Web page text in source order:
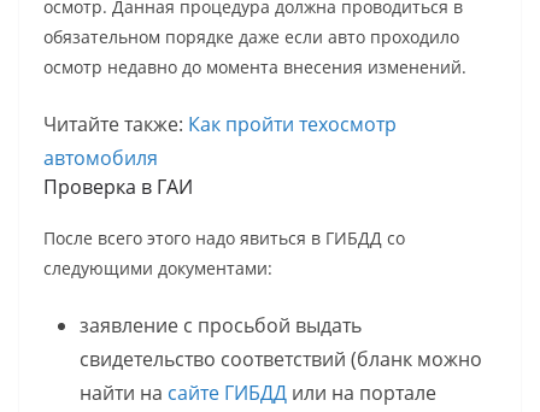
осмотр. Данная процедура должна проводиться в
обязательном порядке даже если авто проходило
осмотр недавно до момента внесения изменений.
Читайте также: Как пройти техосмотр
автомобиля
Проверка в ГАИ
После всего этого надо явиться в ГИБДД со
следующими документами:
заявление с просьбой выдать
свидетельство соответствий (бланк можно
найти на сайте ГИБДД или на портале